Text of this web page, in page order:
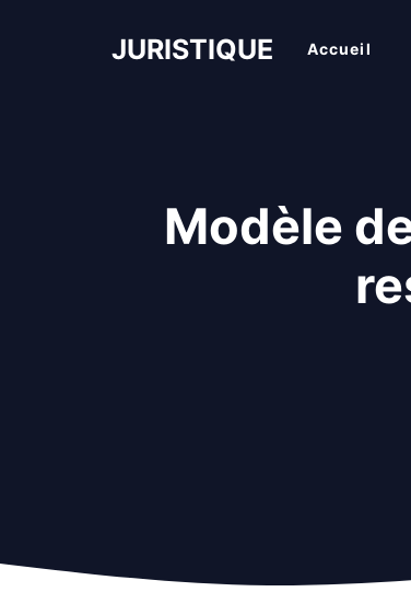
JURISTIQUE Accueil
Modèle